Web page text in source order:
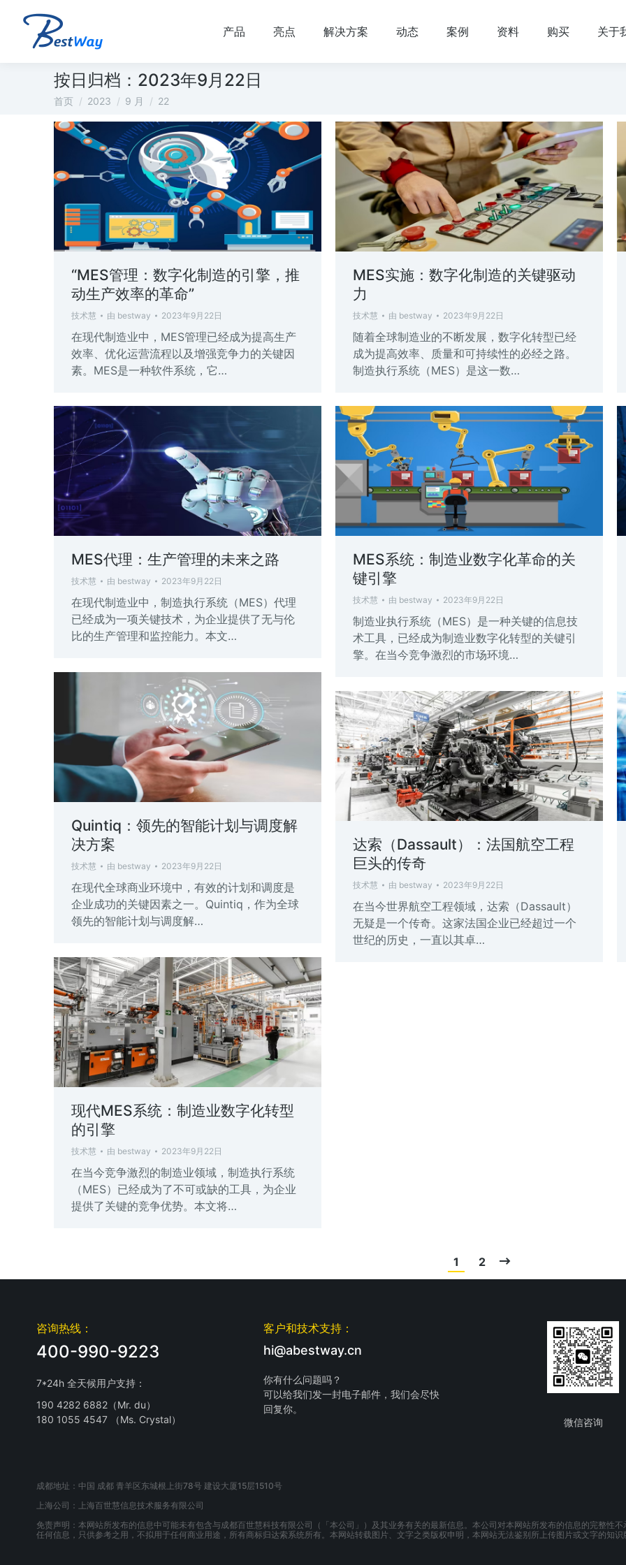
产品 亮点 解决方案 动态 案例 资料 购买 关于
按日归档： 2023年9月22日
您在这里：
首页 2023 9 月 22
“MES管理：数字化制造的引擎，推
动生产效率的革命”
技术慧 由 bestway 2023年9月22日
在现代制造业中，MES管理已经成为提高生产
效率、优化运营流程以及增强竞争力的关键因
素。MES是一种软件系统，它…
MES实施：数字化制造的关键驱动
力
技术慧 由 bestway 2023年9月22日
随着全球制造业的不断发展，数字化转型已经
成为提高效率、质量和可持续性的必经之路。
制造执行系统（MES）是这一数…
MES代理：生产管理的未来之路
技术慧 由 bestway 2023年9月22日
在现代制造业中，制造执行系统（MES）代理
已经成为一项关键技术，为企业提供了无与伦
比的生产管理和监控能力。本文…
MES系统：制造业数字化革命的关
键引擎
技术慧 由 bestway 2023年9月22日
制造业执行系统（MES）是一种关键的信息技
术工具，已经成为制造业数字化转型的关键引
擎。在当今竞争激烈的市场环境…
Quintiq：领先的智能计划与调度解
决方案
技术慧 由 bestway 2023年9月22日
在现代全球商业环境中，有效的计划和调度是
企业成功的关键因素之一。Quintiq，作为全球
领先的智能计划与调度解…
达索（Dassault）：法国航空工程
巨头的传奇
技术慧 由 bestway 2023年9月22日
在当今世界航空工程领域，达索（Dassault）
无疑是一个传奇。这家法国企业已经超过一个
世纪的历史，一直以其卓…
现代MES系统：制造业数字化转型
的引擎
技术慧 由 bestway 2023年9月22日
在当今竞争激烈的制造业领域，制造执行系统
（MES）已经成为了不可或缺的工具，为企业
提供了关键的竞争优势。本文将…
1 2
咨询热线：
400-990-9223
7*24h 全天候用户支持：
190 4282 6882（Mr. du）
180 1055 4547 （Ms. Crystal）
客户和技术支持：
hi@abestway.cn
你有什么问题吗？
可以给我们发一封电子邮件，我们会尽快
回复你。
微信咨询
成都地址：中国 成都 青羊区东城根上街78号 建设大厦15层1510号
上海公司：上海百世慧信息技术服务有限公司
免责声明：本网站所发布的信息中可能未有包含与成都百世慧科技有限公司（「本公司」）及其业务有关的最新信息。本公司对本网站所发布的信息的完整性
任何信息，只供参考之用，不拟用于任何商业用途，所有商标归达索系统所有。本网站转载图片、文字之类版权申明，本网站无法鉴别所上传图片或文字的知